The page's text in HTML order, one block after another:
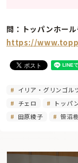
問：トッパンホー
https://
イリア・グリンゴル
チェロ
トッパ
田原綾子
笹沼